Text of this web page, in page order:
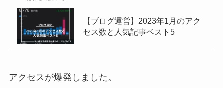
【ブログ運営】2023年1月のアク
セス数と人気記事ベスト5
アクセスが爆発しました。